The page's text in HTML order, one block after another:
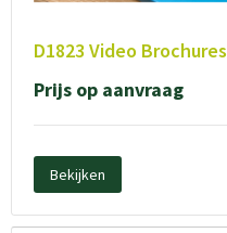
D1823 Video Brochures
Prijs op aanvraag
Bekijken